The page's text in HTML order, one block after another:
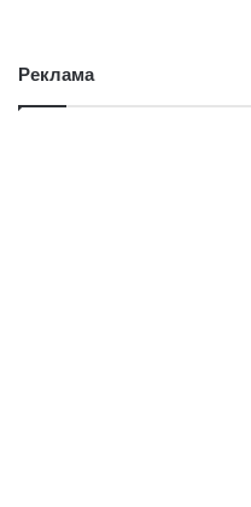
Реклама